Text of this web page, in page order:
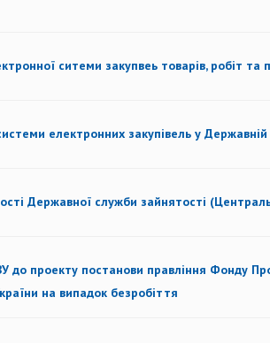
ситеми закупвеь товарів, робіт та
електронних закупівель у Державній
Державної служби зайнятості
проекту постанови правління Фонду
на випадок безробіття